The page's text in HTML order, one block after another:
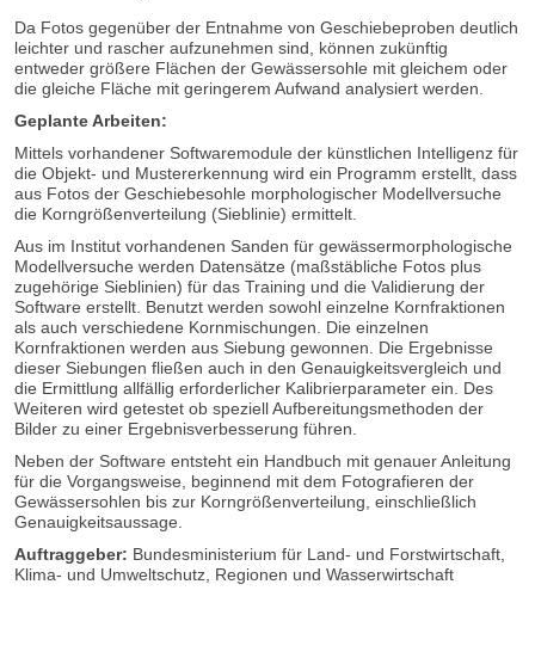
Da Fotos gegenüber der Entnahme von Geschiebeproben deutlich
leichter und rascher aufzunehmen sind, können zukünftig
entweder größere Flächen der Gewässersohle mit gleichem oder
die gleiche Fläche mit geringerem Aufwand analysiert werden.
Geplante Arbeiten:
Mittels vorhandener Softwaremodule der künstlichen Intelligenz für
die Objekt- und Mustererkennung wird ein Programm erstellt, dass
aus Fotos der Geschiebesohle morphologischer Modellversuche
die Korngrößenverteilung (Sieblinie) ermittelt.
Aus im Institut vorhandenen Sanden für gewässermorphologische
Modellversuche werden Datensätze (maßstäbliche Fotos plus
zugehörige Sieblinien) für das Training und die Validierung der
Software erstellt. Benutzt werden sowohl einzelne Kornfraktionen
als auch verschiedene Kornmischungen. Die einzelnen
Kornfraktionen werden aus Siebung gewonnen. Die Ergebnisse
dieser Siebungen fließen auch in den Genauigkeitsvergleich und
die Ermittlung allfällig erforderlicher Kalibrierparameter ein. Des
Weiteren wird getestet ob speziell Aufbereitungsmethoden der
Bilder zu einer Ergebnisverbesserung führen.
Neben der Software entsteht ein Handbuch mit genauer Anleitung
für die Vorgangsweise, beginnend mit dem Fotografieren der
Gewässersohlen bis zur Korngrößenverteilung, einschließlich
Genauigkeitsaussage.
Auftraggeber: Bundesministerium für Land- und Forstwirtschaft,
Klima- und Umweltschutz, Regionen und Wasserwirtschaft